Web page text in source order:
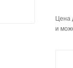
Цена
и